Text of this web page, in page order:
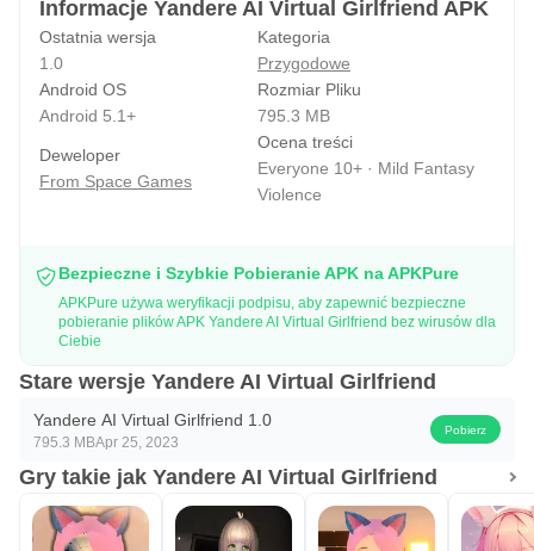
Informacje Yandere AI Virtual Girlfriend APK
Ostatnia wersja
1.0
Kategoria
Przygodowe
Android OS
Android 5.1+
Rozmiar Pliku
795.3 MB
Deweloper
From Space Games
Ocena treści
Everyone 10+ · Mild Fantasy
Violence
Bezpieczne i Szybkie Pobieranie APK na APKPure
APKPure używa weryfikacji podpisu, aby zapewnić bezpieczne
pobieranie plików APK Yandere AI Virtual Girlfriend bez wirusów dla
Ciebie
Stare wersje Yandere AI Virtual Girlfriend
Yandere AI Virtual Girlfriend 1.0
795.3 MBApr 25, 2023
Pobierz
Gry takie jak Yandere AI Virtual Girlfriend